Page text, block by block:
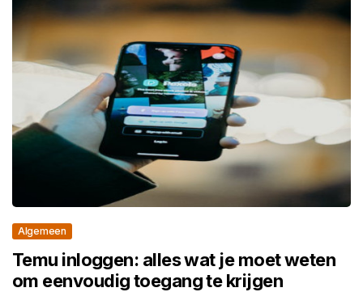
Algemeen
Temu inloggen: alles wat je moet weten
om eenvoudig toegang te krijgen